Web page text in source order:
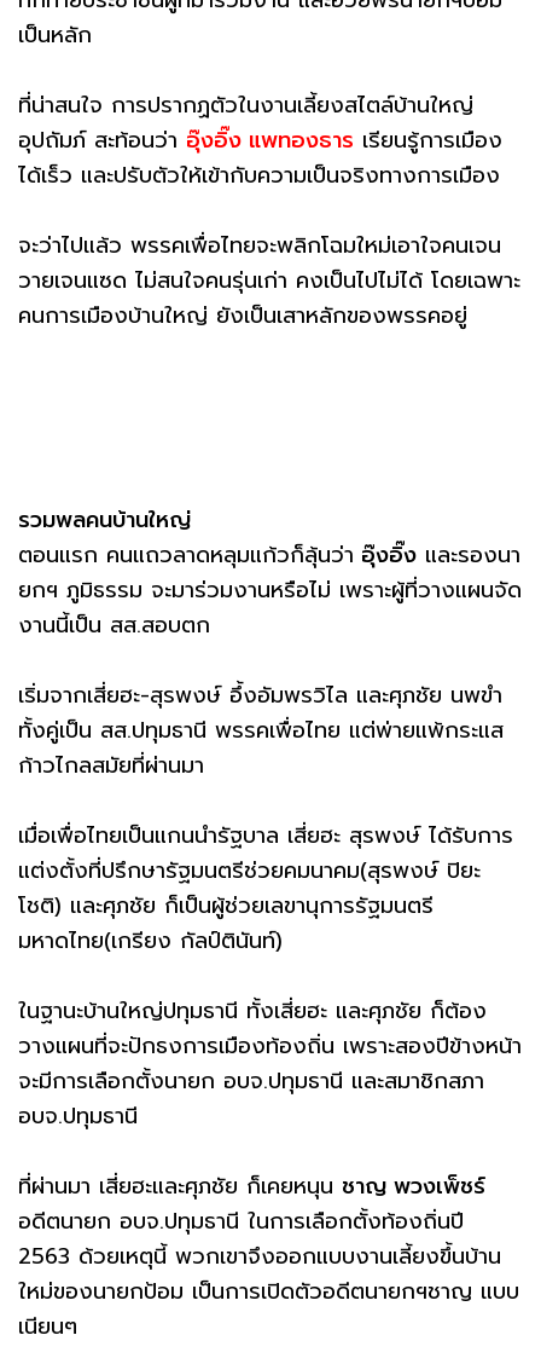
เป็นหลัก
ที่น่าสนใจ การปรากฏตัวในงานเลี้ยงสไตล์บ้านใหญ่
อุปถัมภ์ สะท้อนว่า อุ๊งอิ๊ง แพทองธาร เรียนรู้การเมือง
ได้เร็ว และปรับตัวให้เข้ากับความเป็นจริงทางการเมือง
จะว่าไปแล้ว พรรคเพื่อไทยจะพลิกโฉมใหม่เอาใจคนเจน
วายเจนแซด ไม่สนใจคนรุ่นเก่า คงเป็นไปไม่ได้ โดยเฉพาะ
คนการเมืองบ้านใหญ่ ยังเป็นเสาหลักของพรรคอยู่
รวมพลคนบ้านใหญ่
ตอนแรก คนแถวลาดหลุมแก้วก็ลุ้นว่า อุ๊งอิ๊ง และรองนา
ยกฯ ภูมิธรรม จะมาร่วมงานหรือไม่ เพราะผู้ที่วางแผนจัด
งานนี้เป็น สส.สอบตก
เริ่มจากเสี่ยฮะ-สุรพงษ์ อึ้งอัมพรวิไล และศุภชัย นพขำ
ทั้งคู่เป็น สส.ปทุมธานี พรรคเพื่อไทย แต่พ่ายแพ้กระแส
ก้าวไกลสมัยที่ผ่านมา
เมื่อเพื่อไทยเป็นแกนนำรัฐบาล เสี่ยฮะ สุรพงษ์ ได้รับการ
แต่งตั้งที่ปรึกษารัฐมนตรีช่วยคมนาคม(สุรพงษ์ ปิยะ
โชติ) และศุภชัย ก็เป็นผู้ช่วยเลขานุการรัฐมนตรี
มหาดไทย(เกรียง กัลป์ตินันท์)
ในฐานะบ้านใหญ่ปทุมธานี ทั้งเสี่ยฮะ และศุภชัย ก็ต้อง
วางแผนที่จะปักธงการเมืองท้องถิ่น เพราะสองปีข้างหน้า
จะมีการเลือกตั้งนายก อบจ.ปทุมธานี และสมาชิกสภา
อบจ.ปทุมธานี
ที่ผ่านมา เสี่ยฮะและศุภชัย ก็เคยหนุน ชาญ พวงเพ็ชร์
อดีตนายก อบจ.ปทุมธานี ในการเลือกตั้งท้องถิ่นปี
2563 ด้วยเหตุนี้ พวกเขาจึงออกแบบงานเลี้ยงขึ้นบ้าน
ใหม่ของนายกป้อม เป็นการเปิดตัวอดีตนายกฯชาญ แบบ
เนียนๆ